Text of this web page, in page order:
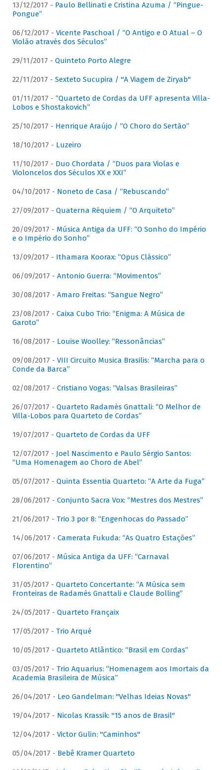
13/12/2017 - Paulo Bellinati e Cristina Azuma / “Pingue-
Pongue”
06/12/2017 - Vicente Paschoal / “O Antigo e O Atual – O
Violão através dos Séculos”
29/11/2017 - Quinteto Porto Alegre
22/11/2017 - Sexteto Sucupira / "A Viagem de Ziryab"
01/11/2017 - “Quarteto de Cordas da UFF apresenta Villa-
Lobos e Shostakovich”
25/10/2017 - Henrique Araújo / “O Choro do Sertão”
18/10/2017 - Luzeiro
11/10/2017 - Duo Chordata / “Duos para Violas e
Violoncelos dos Séculos XX e XXI”
04/10/2017 - Noneto de Casa / “Rebuscando”
27/09/2017 - Quaterna Réquiem / “O Arquiteto”
20/09/2017 - Música Antiga da UFF: “O Sonho do Império
e o Império do Sonho”
13/09/2017 - Ithamara Koorax: “Opus Clássico”
06/09/2017 - Antonio Guerra: “Movimentos”
30/08/2017 - Amaro Freitas: “Sangue Negro”
23/08/2017 - Caixa Cubo Trio: “Enigma: A Música de
Garoto”
16/08/2017 - Louise Woolley: “Ressonâncias”
09/08/2017 - VIII Circuito Musica Brasilis: “Marcha para o
Conde da Barca”
02/08/2017 - Cristiano Vogas: “Valsas Brasileiras”
26/07/2017 - Quarteto Radamés Gnattali: “O Melhor de
Villa-Lobos para Quarteto de Cordas”
19/07/2017 - Quarteto de Cordas da UFF
12/07/2017 - Joel Nascimento e Paulo Sérgio Santos:
“Uma Homenagem ao Choro de Abel”
05/07/2017 - Quinta Essentia Quarteto: “A Arte da Fuga”
28/06/2017 - Conjunto Sacra Vox: “Mestres dos Mestres”
21/06/2017 - Trio 3 por 8: “Engenhocas do Passado”
14/06/2017 - Camerata Fukuda: “As Quatro Estações”
07/06/2017 - Música Antiga da UFF: “Carnaval
Florentino”
31/05/2017 - Quarteto Concertante: “A Música sem
Fronteiras de Radamés Gnattali e Claude Bolling”
24/05/2017 - Quarteto Françaix
17/05/2017 - Trio Arqué
10/05/2017 - Quarteto Atlântico: “Brasil em Cordas”
03/05/2017 - Trio Aquarius: “Homenagem aos Imortais da
Academia Brasileira de Música”
26/04/2017 - Leo Gandelman: "Velhas Ideias Novas"
19/04/2017 - Nicolas Krassik: "15 anos de Brasil"
12/04/2017 - Victor Gulin: "Caminhos"
05/04/2017 - Bebê Kramer Quarteto